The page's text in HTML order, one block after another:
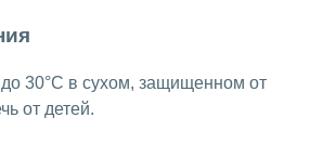
30°C в сухом, защищенном от
от детей.